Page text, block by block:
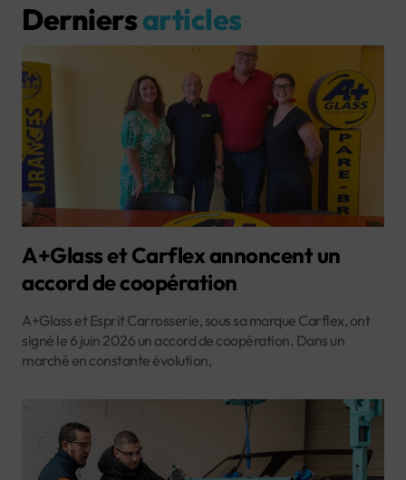
Derniersarticles
A+Glass et Carflex annoncent un
accord de coopération
A+Glass et Esprit Carrosserie, sous sa marque Carflex, ont
signé le 6 juin 2026 un accord de coopération. Dans un
marché en constante évolution,